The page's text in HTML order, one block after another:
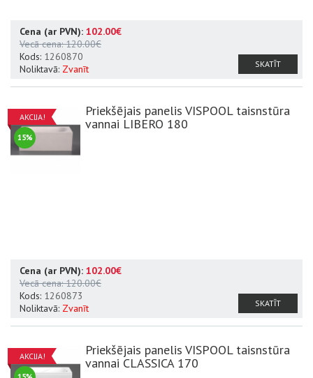
Cena (ar PVN): 102.00€
Vecā cena:120.00€
Kods: 1260870
Noliktavā: Zvanīt SKATĪT
AKCIJA!
15%
Priekšējais panelis VISPOOL taisnstūra
vannai LIBERO 180
Cena (ar PVN): 102.00€
Vecā cena:120.00€
Kods: 1260873
Noliktavā: Zvanīt SKATĪT
AKCIJA!
Priekšējais panelis VISPOOL taisnstūra
vannai CLASSICA 170